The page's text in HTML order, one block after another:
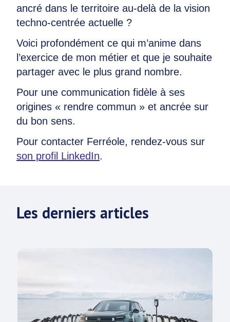
ancré dans le territoire au-delà de la vision
techno-centrée actuelle ?
Voici profondément ce qui m’anime dans
l’exercice de mon métier et que je souhaite
partager avec le plus grand nombre.
Pour une communication fidèle à ses
origines « rendre commun » et ancrée sur
du bon sens.
Pour contacter Ferréole, rendez-vous sur
son profil LinkedIn.
Les derniers articles